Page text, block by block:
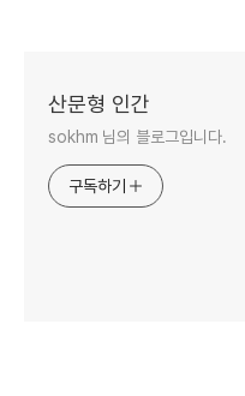
산문형 인간
sokhm 님의 블로그입니다.
구독하기